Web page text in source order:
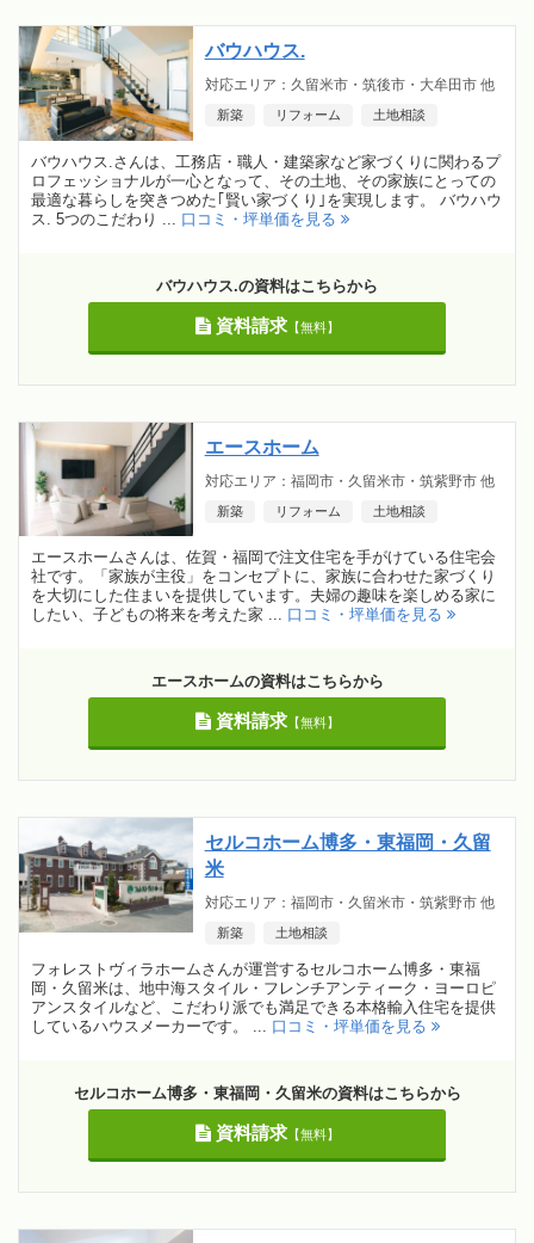
バウハウス.
対応エリア：久留米市・筑後市・大牟田市 他
新築 リフォーム 土地相談
バウハウス.さんは、工務店・職人・建築家など家づくりに関わるプ
ロフェッショナルが一心となって、その土地、その家族にとっての
最適な暮らしを突きつめた｢賢い家づくり｣を実現します。 バウハウ
ス. 5つのこだわり ... 口コミ・坪単価を見る
バウハウス.の資料はこちらから
資料請求【無料】
エースホーム
対応エリア：福岡市・久留米市・筑紫野市 他
新築 リフォーム 土地相談
エースホームさんは、佐賀・福岡で注文住宅を手がけている住宅会
社です。「家族が主役」をコンセプトに、家族に合わせた家づくり
を大切にした住まいを提供しています。夫婦の趣味を楽しめる家に
したい、子どもの将来を考えた家 ... 口コミ・坪単価を見る
エースホームの資料はこちらから
資料請求【無料】
セルコホーム博多・東福岡・久留
米
対応エリア：福岡市・久留米市・筑紫野市 他
新築 土地相談
フォレストヴィラホームさんが運営するセルコホーム博多・東福
岡・久留米は、地中海スタイル・フレンチアンティーク・ヨーロピ
アンスタイルなど、こだわり派でも満足できる本格輸入住宅を提供
しているハウスメーカーです。 ... 口コミ・坪単価を見る
セルコホーム博多・東福岡・久留米の資料はこちらから
資料請求【無料】